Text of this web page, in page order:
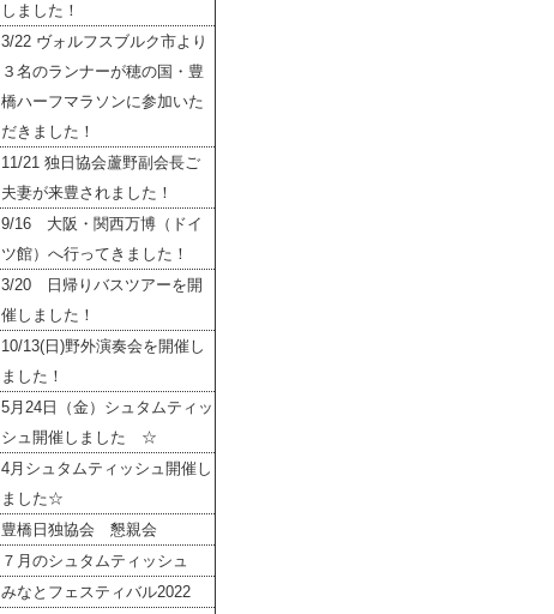
しました！
3/22 ヴォルフスブルク市より
３名のランナーが穂の国・豊
橋ハーフマラソンに参加いた
だきました！
11/21 独日協会蘆野副会長ご
夫妻が来豊されました！
9/16 大阪・関西万博（ドイ
ツ館）へ行ってきました！
3/20 日帰りバスツアーを開
催しました！
10/13(日)野外演奏会を開催し
ました！
5月24日（金）シュタムティッ
シュ開催しました ☆
4月シュタムティッシュ開催し
ました☆
豊橋日独協会 懇親会
７月のシュタムティッシュ
みなとフェスティバル2022